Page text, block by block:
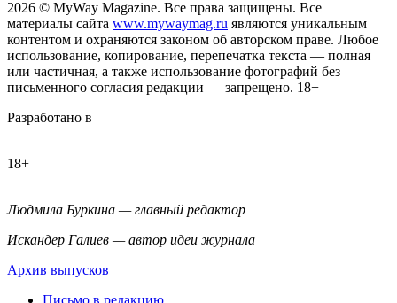
2026 © MyWay Magazine. Все права защищены. Все
материалы сайта www.mywaymag.ru являются уникальным
контентом и охраняются законом об авторском праве. Любое
использование, копирование, перепечатка текста — полная
или частичная, а также использование фотографий без
письменного согласия редакции — запрещено. 18+
Разработано в
18+
Людмила Буркина — главный редактор
Искандер Галиев — автор идеи журнала
Архив выпусков